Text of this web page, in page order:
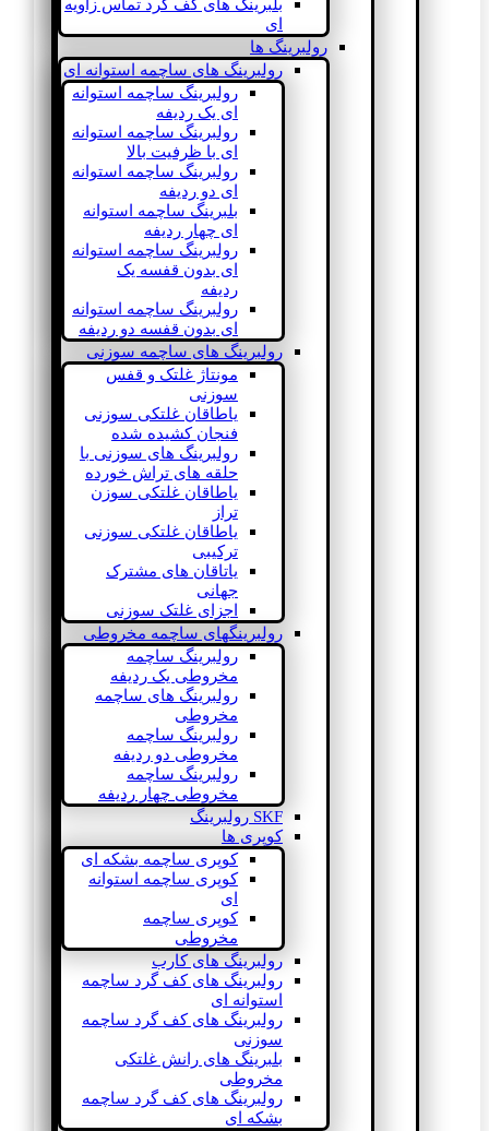
بلبرینگ های کف گرد تماس زاویه
ای
رولبرینگ ها
رولبرینگ های ساچمه استوانه ای
رولبرینگ ساچمه استوانه
ای یک ردیفه
رولبرینگ ساچمه استوانه
ای با ظرفیت بالا
رولبرینگ ساچمه استوانه
ای دو ردیفه
بلبرینگ ساچمه استوانه
ای چهار ردیفه
رولبرینگ ساچمه استوانه
ای بدون قفسه یک
ردیفه
رولبرینگ ساچمه استوانه
ای بدون قفسه دو ردیفه
رولبرینگ های ساچمه سوزنی
مونتاژ غلتک و قفس
سوزنی
یاطاقان غلتکی سوزنی
فنجان کشیده شده
رولبرینگ های سوزنی با
حلقه های تراش خورده
یاطاقان غلتکی سوزن
تراز
یاطاقان غلتکی سوزنی
ترکیبی
یاتاقان های مشترک
جهانی
اجزای غلتک سوزنی
رولبرینگهای ساچمه مخروطی
رولبرینگ ساچمه
مخروطی یک ردیفه
رولبرینگ های ساچمه
مخروطی
رولبرینگ ساچمه
مخروطی دو ردیفه
رولبرینگ ساچمه
مخروطی چهار ردیفه
SKF رولبرینگ
کوپری ها
کوپری ساچمه بشکه ای
کوپری ساچمه استوانه
ای
کوپری ساچمه
مخروطی
رولبرینگ های کارب
رولبرینگ های کف گرد ساچمه
استوانه ای
رولبرینگ های کف گرد ساچمه
سوزنی
بلبرینگ های رانش غلتکی
مخروطی
رولبرینگ های کف گرد ساچمه
بشکه ای